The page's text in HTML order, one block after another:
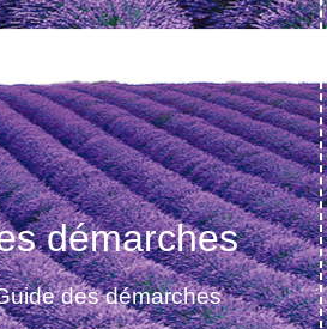
démarches
des démarches